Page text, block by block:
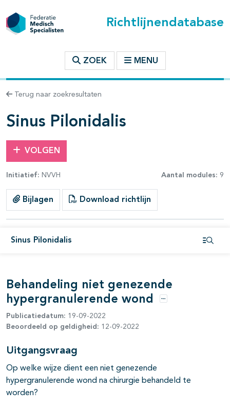
Richtlijnendatabase
ZOEK MENU
Terug naar zoekresultaten
Sinus Pilonidalis
VOLGEN
Initiatief: NVVH Aantal modules: 9
Bijlagen Download richtlijn
Sinus Pilonidalis
binnen deze richtlijn
open- en dichtklappen
Behandeling niet genezende
hypergranulerende wond
Opties
Publicatiedatum: 19-09-2022
Beoordeeld op geldigheid: 12-09-2022
Uitgangsvraag
Op welke wijze dient een niet genezende
hypergranulerende wond na chirurgie behandeld te
worden?